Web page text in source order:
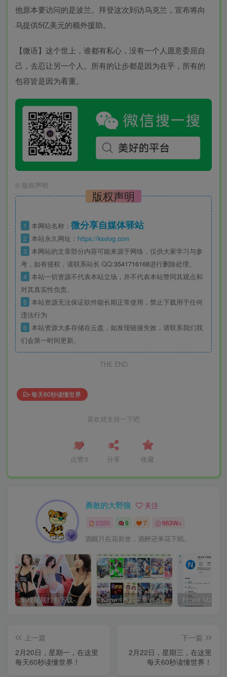
他原本要访问的是波兰。拜登这次到访乌克兰，宣布将向
乌提供5亿美元的额外援助。
【微语】这个世上，谁都有私心，没有一个人愿意委屈自
己，去忍让另一个人。所有的让步都是因为在乎，所有的
包容皆是因为看重。
© 版权声明
版权声明
1 本网站名称： 微分享自媒体驿站
2 本站永久网址： https://ksvlog.com
3 本网站的文章部分内容可能来源于网络，仅供大家学习与参
考，如有侵权，请联系站长 QQ:3541716168进行删除处理。
4 本站一切资源不代表本站立场，并不代表本站赞同其观点和
对其真实性负责。
5 本站资源无法保证软件能长期正常使用，禁止下载用于任何
违法行为
6 本站资源大多存储在云盘，如发现链接失效，请联系我们我
们会第一时间更新。
THE END
每天60秒读懂世界
喜欢就支持一下吧
点赞 0 分享 收藏
勇敢的大野狼 关注
2320 9 7 963W+
酒醒只在花前坐，酒醉还来花下眠。
车模视频打包下载-高清无水印版 Kazumi番剧采集v1.6.9：支持自定义规则+在线观看+弹幕，跨平台下载
上一篇
2月20日，星期一，在这里
每天60秒读懂世界！
下一篇
2月22日，星期三，在这里
每天60秒读懂世界！